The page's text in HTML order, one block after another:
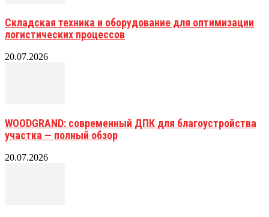
Складская техника и оборудование для оптимизации
логистических процессов
20.07.2026
WOODGRAND: современный ДПК для благоустройства
участка — полный обзор
20.07.2026